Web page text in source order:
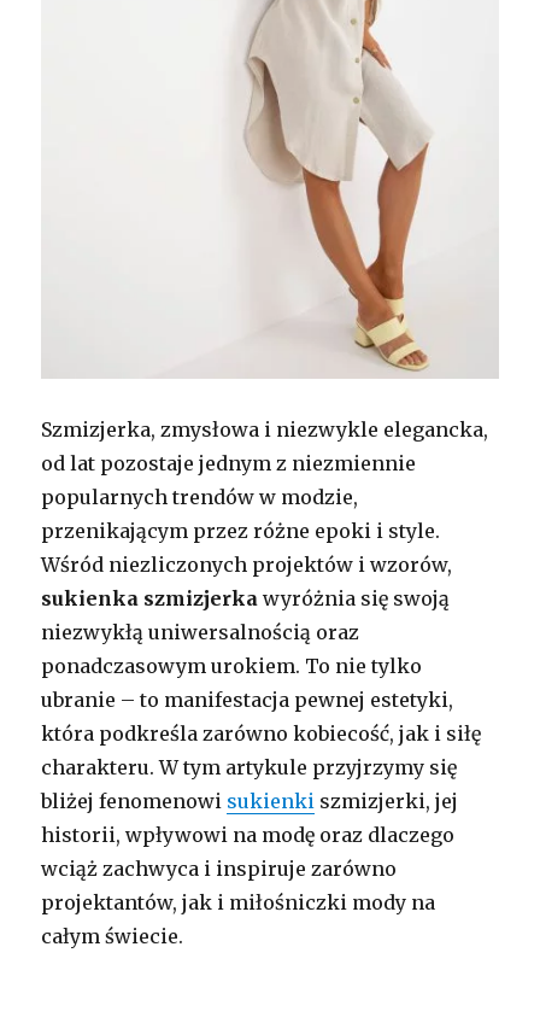
Szmizjerka, zmysłowa i niezwykle elegancka,
od lat pozostaje jednym z niezmiennie
popularnych trendów w modzie,
przenikającym przez różne epoki i style.
Wśród niezliczonych projektów i wzorów,
sukienka szmizjerka wyróżnia się swoją
niezwykłą uniwersalnością oraz
ponadczasowym urokiem. To nie tylko
ubranie – to manifestacja pewnej estetyki,
która podkreśla zarówno kobiecość, jak i siłę
charakteru. W tym artykule przyjrzymy się
bliżej fenomenowi sukienki szmizjerki, jej
historii, wpływowi na modę oraz dlaczego
wciąż zachwyca i inspiruje zarówno
projektantów, jak i miłośniczki mody na
całym świecie.